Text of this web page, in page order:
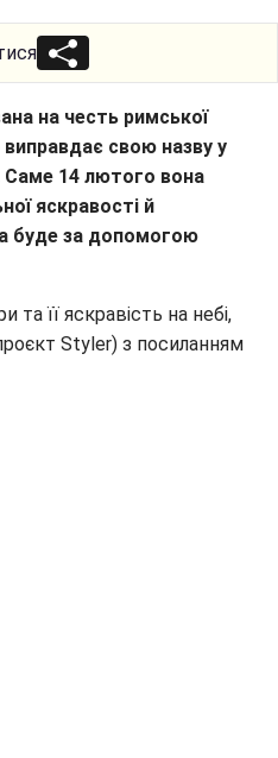
на честь римської
виправдає свою назву у
Саме 14 лютого вона
яскравості й
буде за допомогою
її яскравість на небі,
Styler) з посиланням